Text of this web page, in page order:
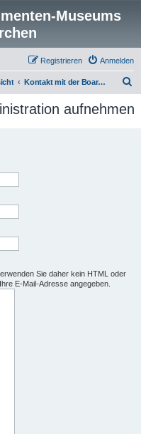
Museums
Anmelden
Registrieren
Kontakt mit der Board-Administration aufnehmen
c
aufnehmen
Sie daher kein HTML oder
E-Mail-Adresse angegeben.